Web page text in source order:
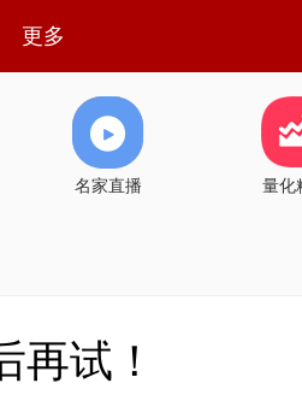
更多
名家直播 量化
再试！